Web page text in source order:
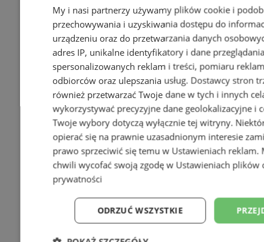
My i nasi partnerzy używamy plików cookie i
przechowywania i uzyskiwania dostępu do
urządzeniu oraz do przetwarzania danych
adres IP, unikalne identyfikatory i dane
spersonalizowanych reklam i treści, pomiaru
odbiorców oraz ulepszania usług. Dostawcy stron
również przetwarzać Twoje dane w tych i innych
wykorzystywać precyzyjne dane geolokalizacyjne i
Twoje wybory dotyczą wyłącznie tej witryny.
opierać się na prawnie uzasadnionym interesie
prawo sprzeciwić się temu w Ustawieniach reklam.
chwili wycofać swoją zgodę w Ustawieniach plików
prywatności
ODRZUĆ WSZYSTKIE